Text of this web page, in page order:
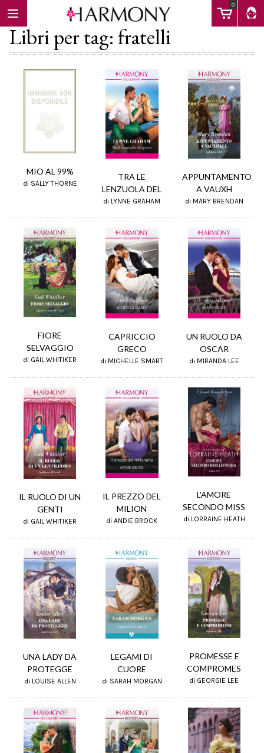
0
Libri per tag: fratelli
MIO AL 99%
di SALLY THORNE
TRA LE
LENZUOLA DEL
di LYNNE GRAHAM
APPUNTAMENTO
A VAUXH
di MARY BRENDAN
FIORE
SELVAGGIO
di GAIL WHITIKER
CAPRICCIO
GRECO
di MICHELLE SMART
UN RUOLO DA
OSCAR
di MIRANDA LEE
IL RUOLO DI UN
GENTI
di GAIL WHITIKER
IL PREZZO DEL
MILION
di ANDIE BROCK
L'AMORE
SECONDO MISS
di LORRAINE HEATH
UNA LADY DA
PROTEGGE
di LOUISE ALLEN
LEGAMI DI
CUORE
di SARAH MORGAN
PROMESSE E
COMPROMES
di GEORGIE LEE